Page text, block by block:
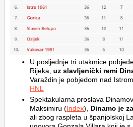
U posljednje tri utakmice
Rijeka, uz slavljenički remi
Varaždin je pobjedom nad
HNL
Spektakularna proslava
Maksimiru (Index), Dinamo je
ali zbog raspleta u španjolskoj